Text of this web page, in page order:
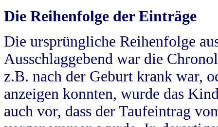
Die Reihenfolge der Einträge
Die ursprüngliche Reihenfolge
Ausschlaggebend war die
z.B. nach der Geburt krank war,
anzeigen konnten, wurde das
auch vor, dass der Taufeintrag